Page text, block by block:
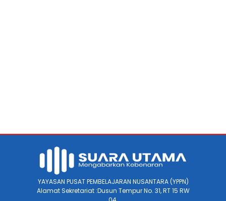
YAYASAN PUSAT PEMBELAJARAN NUSANTARA (YPPN)
Alamat Sekretariat :Dusun Tempur No. 31, RT 15 RW